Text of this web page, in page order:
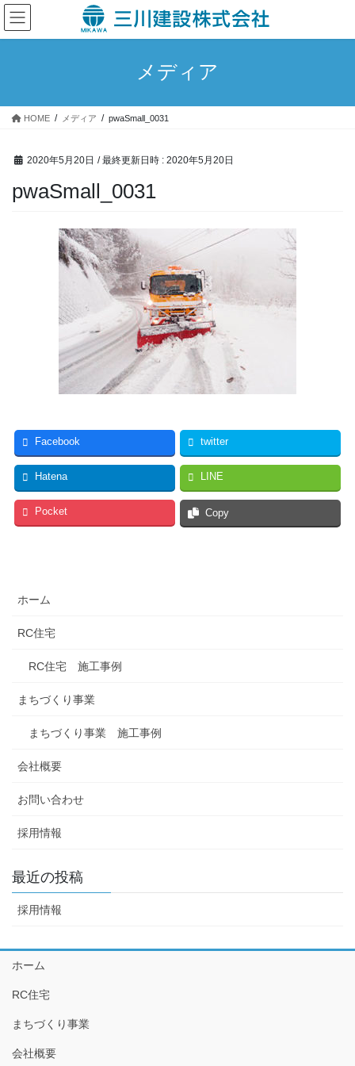
コ
ン
テ
ス
ナ
ビ
ゲ
ン
メディア
HOME メディア pwaSmall_0031
2020年5月20日 / 最終更新日時 : 2020年5月20日
pwaSmall_0031
Facebook twitter
Hatena LINE
Pocket Copy
ホーム
RC住宅
RC住宅 施工事例
まちづくり事業
まちづくり事業 施工事例
会社概要
お問い合わせ
採用情報
最近の投稿
採用情報
ホーム
RC住宅
まちづくり事業
会社概要